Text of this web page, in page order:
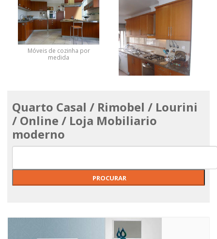
Móveis de cozinha por
medida
Móveis de cozinha por
medida
Quarto Casal / Rimobel / Lourini
/ Online / Loja Mobiliario
moderno